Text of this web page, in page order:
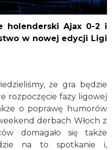
holenderski Ajax 0-2 i
w nowej edycji Ligi
że gra będzie
rozpoczęcie fazy ligowej
o poprawę humorów
derbach Włoch z
domagało się także
na to spotkanie i,